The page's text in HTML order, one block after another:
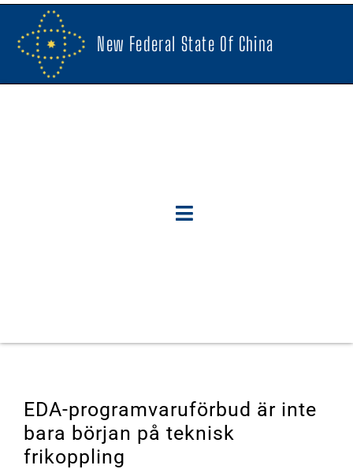
New Federal State Of China
EDA-programvaruförbud är inte
bara början på teknisk
frikoppling